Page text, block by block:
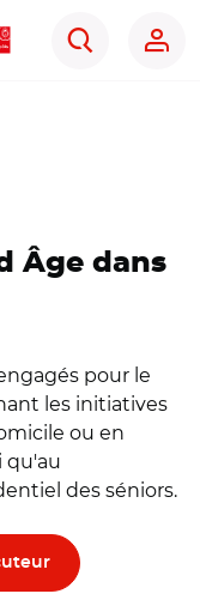
Rechercher
sur Linkedin
page sur Twitter
cette page sur
Âge dans
pour le
les initiatives
ou en
qu'au
des séniors.